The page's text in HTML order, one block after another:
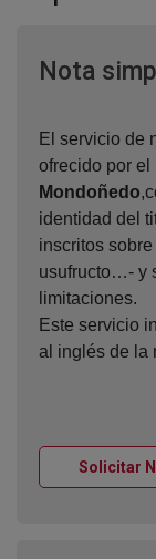
Nota
El servicio de
ofrecido por el
Mondoñedo
identidad del
inscritos
usufructo…- y
limitaciones.
Este servicio
al inglés de la
Solicitar